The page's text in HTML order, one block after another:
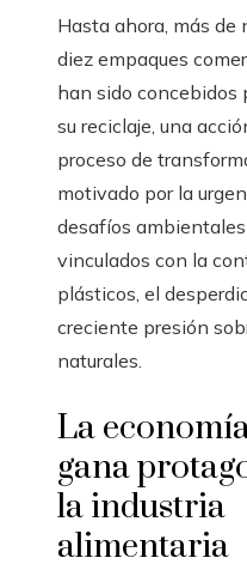
Hasta ahora, más de
diez empaques
han sido concebidos
su reciclaje, una
proceso de
motivado por la
desafíos
vinculados con la
plásticos, el
creciente presión
naturales.
La
gana
la industria
alimentaria